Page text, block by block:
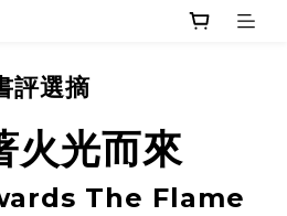
評選摘
火光而來
The Flame